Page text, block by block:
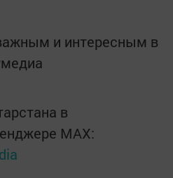
и интересным в
в
MАХ: